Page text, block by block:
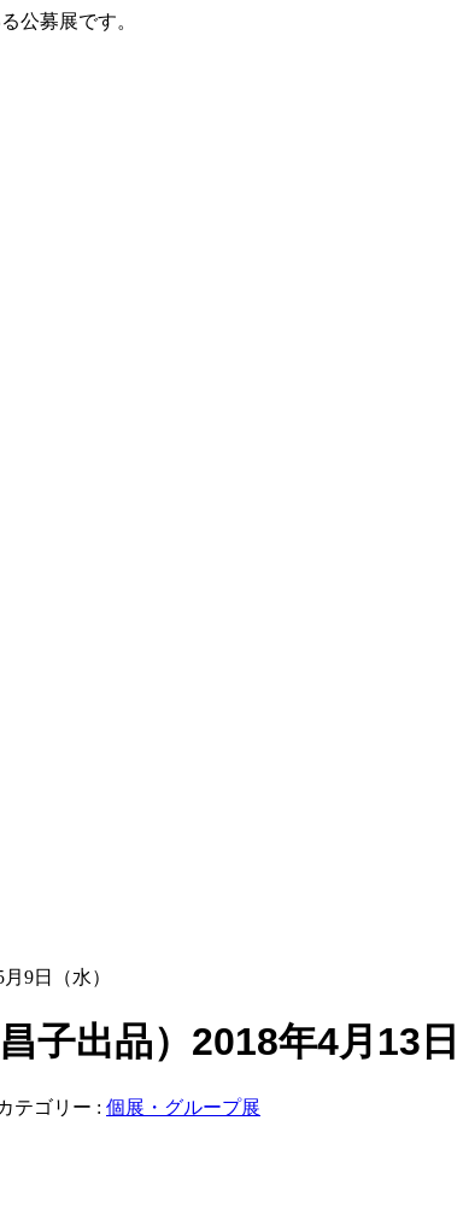
公募展です。
9日（水）
出品）2018年4月13日
テゴリー : 個展・グループ展